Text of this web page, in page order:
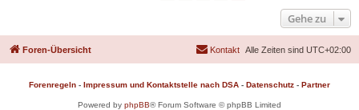
Gehe zu
Foren-Übersicht Alle Zeiten sind UTC+02:00
Kontakt
Forenregeln - Impressum und Kontaktstelle nach DSA - Datenschutz - Partner
Powered by phpBB® Forum Software © phpBB Limited